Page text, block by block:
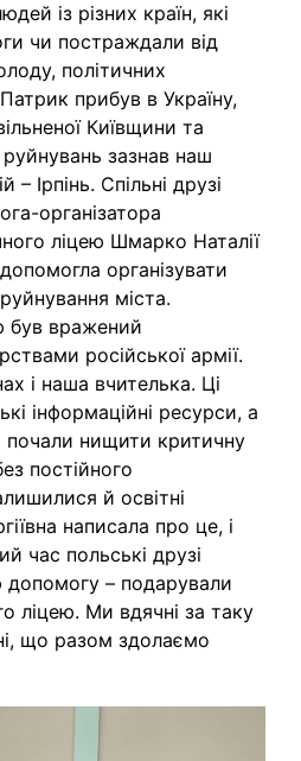
із різних країн, які
чи постраждали від
політичних
прибув в Україну,
Київщини та
руйнувань зазнав наш
– Ірпінь. Спільні друзі
організатора
ліцею Шмарко Наталії
організувати
міста.
був вражений
російської армії.
і наша вчителька. Ці
інформаційні ресурси, а
почали нищити критичну
постійного
й освітні
написала про це, і
час польські друзі
– подарували
ліцею. Ми вдячні за таку
що разом здолаємо